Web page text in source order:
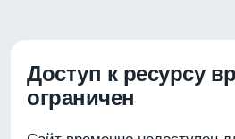
Доступ к ресурсу
ограничен